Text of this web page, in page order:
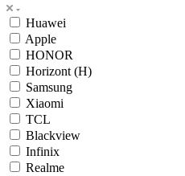
Huawei
Apple
HONOR
Horizont (H)
Samsung
Xiaomi
TCL
Blackview
Infinix
Realme